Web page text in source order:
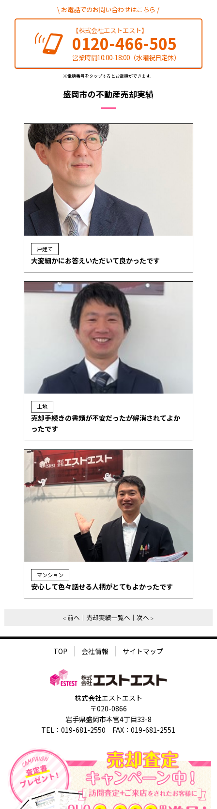
お電話でのお問い合わせはこちら
【株式会社エストエスト】
0120-466-505
営業時間10:00-18:00（水曜祝日定休）
※電話番号をタップするとお電話ができます。
盛岡市の不動産売却実績
戸建て
大変細かにお答えいただいて良かったです
土地
売却手続きの書類が不安だったが解消されてよか
ったです
マンション
安心して色々話せる人柄がとてもよかったです
前へ 売却実績一覧へ 次へ
TOP 会社情報 サイトマップ
株式会社エストエスト
〒020-0866
岩手県盛岡市本宮4丁目33-8
TEL：019-681-2550 FAX：019-681-2551